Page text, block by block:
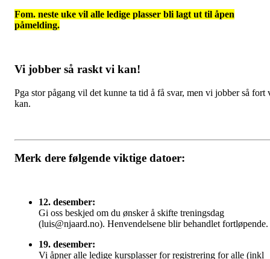
Fom. neste uke vil alle ledige plasser bli lagt ut til åpen
påmelding.
Vi jobber så raskt vi kan!
Pga stor pågang vil det kunne ta tid å få svar, men vi jobber så fort
kan.
Merk dere følgende viktige datoer:
12. desember:
Gi oss beskjed om du ønsker å skifte treningsdag
(luis@njaard.no). Henvendelsene blir behandlet fortløpende.
19. desember:
Vi åpner alle ledige kursplasser for registrering for alle (inkl